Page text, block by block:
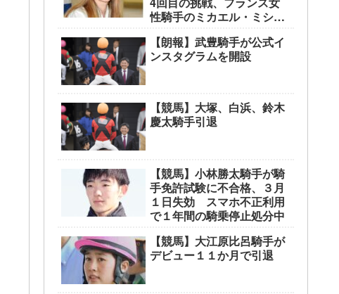
性騎手のミカエル・ミシェ
【朗報】武豊騎手が公式イ
ンスタグラムを開設
【競馬】大塚、白浜、鈴木
慶太騎手引退
【競馬】小林勝太騎手が騎
手免許試験に不合格、３月
１日失効 スマホ不正利用
で１年間の騎乗停止処分中
【競馬】大江原比呂騎手が
デビュー１１か月で引退